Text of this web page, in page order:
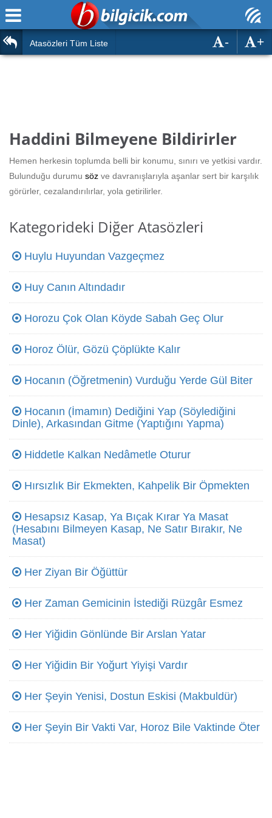
Ana Sayfa
Türk Tarihi & Kültürü
Eğitim
Diğer
Hızlı Okuma Testi
Eğitim Haberleri
Atasözleri Tüm Liste +
-
Haddini Bilmeyene Bildirirler
Hemen herkesin toplumda belli bir konumu, sınırı ve yetkisi vardır.
Bulunduğu durumu söz ve davranışlarıyla aşanlar sert bir karşılık
görürler, cezalandırılırlar, yola getirilirler.
Kategorideki Diğer Atasözleri
Huylu Huyundan Vazgeçmez
Huy Canın Altındadır
Horozu Çok Olan Köyde Sabah Geç Olur
Horoz Ölür, Gözü Çöplükte Kalır
Hocanın (Öğretmenin) Vurduğu Yerde Gül Biter
Hocanın (İmamın) Dediğini Yap (Söylediğini
Dinle), Arkasından Gitme (Yaptığını Yapma)
Hiddetle Kalkan Nedâmetle Oturur
Hırsızlık Bir Ekmekten, Kahpelik Bir Öpmekten
Hesapsız Kasap, Ya Bıçak Kırar Ya Masat
(Hesabını Bilmeyen Kasap, Ne Satır Bırakır, Ne
Masat)
Her Ziyan Bir Öğüttür
Her Zaman Gemicinin İstediği Rüzgâr Esmez
Her Yiğidin Gönlünde Bir Arslan Yatar
Her Yiğidin Bir Yoğurt Yiyişi Vardır
Her Şeyin Yenisi, Dostun Eskisi (Makbuldür)
Her Şeyin Bir Vakti Var, Horoz Bile Vaktinde Öter